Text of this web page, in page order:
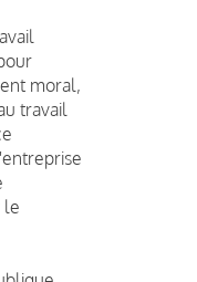
moral,
travail
le